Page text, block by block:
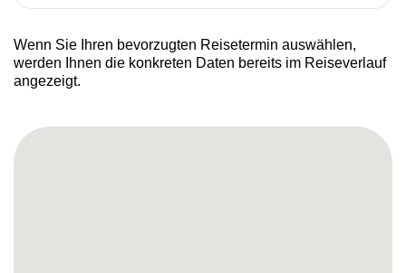
Wenn Sie Ihren bevorzugten Reisetermin auswählen,
werden Ihnen die konkreten Daten bereits im Reiseverlauf
angezeigt.